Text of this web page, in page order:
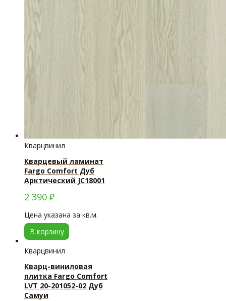
Кварцвинил
Кварцевый ламинат
Fargo Comfort Дуб
Арктический JC18001
2 390 ₽
Цена указана за кв.м.
В корзину
Кварцвинил
Кварц-виниловая
плитка Fargo Comfort
LVT 20-201052-02 Дуб
Самуи